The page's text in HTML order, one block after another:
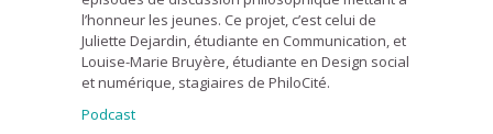
l’honneur les jeunes. Ce projet, c’est celui de
Juliette Dejardin, étudiante en Communication, et
Louise-Marie Bruyère, étudiante en Design social
et numérique, stagiaires de PhiloCité.
Podcast